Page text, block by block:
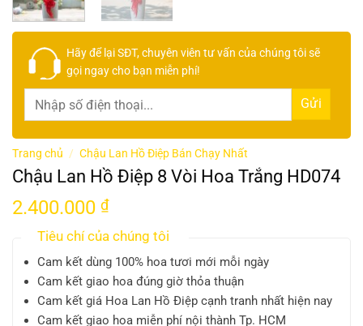
Hãy để lạiSĐT, chuyên viên tư vấn của chúng tôi sẽ
gọi ngay cho bạn miễn phí!
Trang chủ / Chậu Lan Hồ Điệp Bán Chạy Nhất
Chậu Lan Hồ Điệp 8 Vòi Hoa Trắng HD074
2.400.000 ₫
Tiêu chí của chúng tôi
Cam kết dùng 100% hoa tươi mới mỗi ngày
Cam kết giao hoa đúng giờ thỏa thuận
Cam kết giá Hoa Lan Hồ Điệp cạnh tranh nhất hiện nay
Cam kết giao hoa miễn phí nội thành Tp. HCM